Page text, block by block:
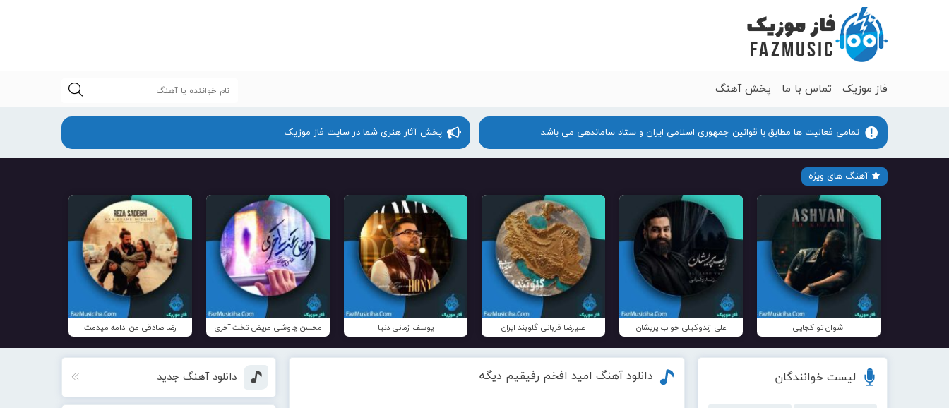
فاز موزیک تماس با ما پخش آهنگ
تمامی فعالیت ها مطابق با قوانین جمهوری اسلامی ایران و ستاد ساماندهی می باشد پخش آثار هنری شما در سایت فاز موزیک
آهنگ های ویژه
اشوان تو کجایی علی زندوکیلی خواب پریشان علیرضا قربانی گلوبند ایران یوسف زمانی دنیا محسن چاوشی مریض تخت آخری رضا صادقی من ادامه میدمت
لیست خوانندگان دانلود آهنگ امید افخم رفیقیم دیگه دانلود آهنگ جدید